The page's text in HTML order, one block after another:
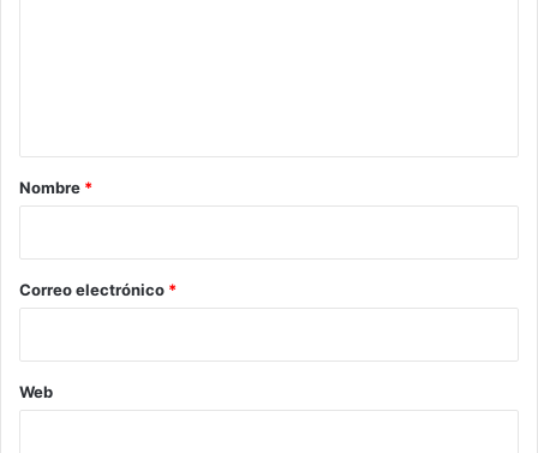
r
*
Nombre *
Correo electrónico *
Web